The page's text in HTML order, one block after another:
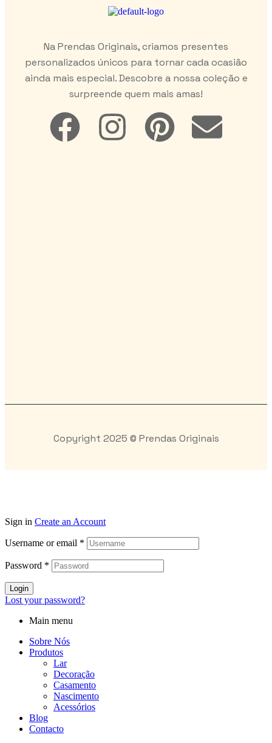
Na Prendas Originais, criamos presentes
personalizados únicos para tornar cada ocasião
ainda mais especial. Descobre a nossa coleção e
surpreende quem mais amas!
Copyright 2025 © Prendas Originais
Sign in Create an Account
Username or email *
Password *
Login
Lost your password?
Main menu
Sobre Nós
Produtos
Lar
Decoração
Casamento
Nascimento
Acessórios
Blog
Contacto